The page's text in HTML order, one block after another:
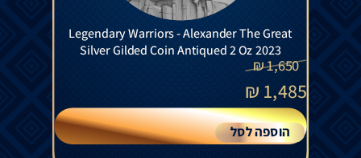
Legendary Warriors - Alexander The Great
Silver Gilded Coin Antiqued 2 Oz 2023
1,650
₪
1,485
₪
הוספה לסל